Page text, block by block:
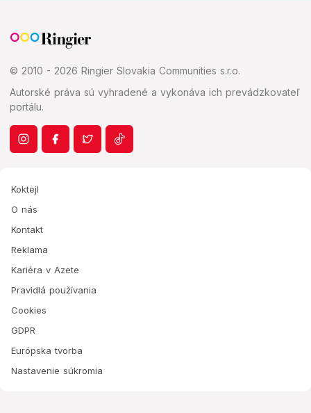
© 2010 - 2026 Ringier Slovakia Communities s.r.o.
Autorské práva sú vyhradené a vykonáva ich prevádzkovateľ
portálu.
Koktejl
O nás
Kontakt
Reklama
Kariéra v Azete
Pravidlá používania
Cookies
GDPR
Európska tvorba
Nastavenie súkromia